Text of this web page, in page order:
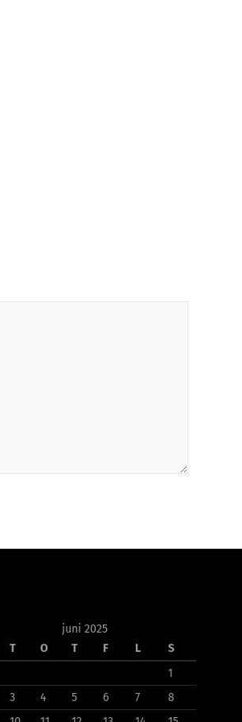
juni 2025
T O T F L
S
1
3 4 5 6 7
8